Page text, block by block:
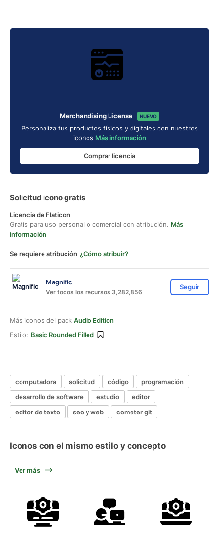
Merchandising License NUEVO
Personaliza tus productos físicos y digitales con nuestros
iconos Más información
Comprar licencia
Solicitud icono gratis
Licencia de Flaticon
Gratis para uso personal o comercial con atribución. Más
información
Se requiere atribución ¿Cómo atribuir?
Magnific
Ver todos los recursos 3,282,856
Seguir
Más iconos del pack Audio Edition
Estilo: Basic Rounded Filled
computadora solicitud código
programación
desarrollo de software
estudio
editor
editor de texto
seo y web cometer git
Iconos con el mismo estilo y concepto
Ver más